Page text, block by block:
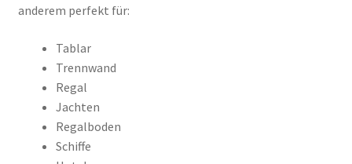
anderem perfekt für:
Tablar
Trennwand
Regal
Jachten
Regalboden
Schiffe